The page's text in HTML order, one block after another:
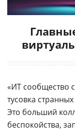
«ИТ сообщество
тусовка
Это больший
беспокойства,